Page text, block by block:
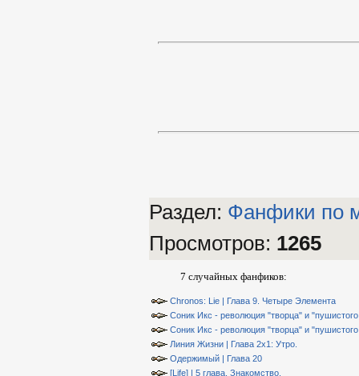
Раздел: Фанфики по
Просмотров: 1265
7 случайных фанфиков:
Chronos: Lie | Глава 9. Четыре Элемента
Соник Икс - революция "творца" и
Соник Икс - революция "творца" и
Линия Жизни | Глава 2х1: Утро.
Одержимый | Глава 20
[Life] | 5 глава. Знакомство.